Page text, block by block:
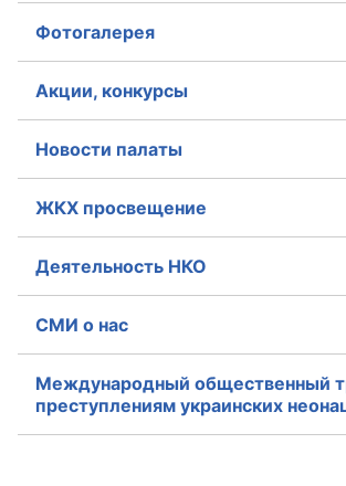
Комиссии
Экспертный совет ОП КО
Общественный штаб
Документы ОП КО
Регламент ОП КО
Кодекс этики ОП КО
Положения
Фотогалерея
Акции, конкурсы
Новости палаты
ЖКХ просвещение
Деятельность НКО
СМИ о нас
Международный общественный
преступлениям украинских